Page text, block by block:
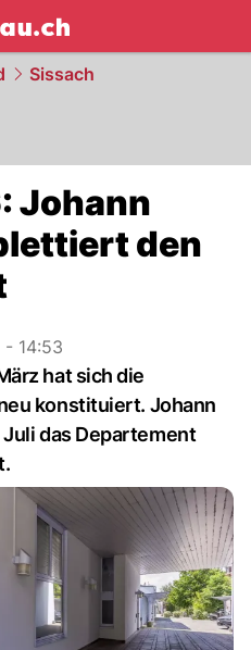
NAU.ch
Sissach
Johann
den
- 14:53
hat sich die
konstituiert. Johann
das Departement